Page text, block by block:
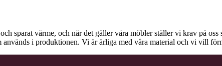
sparat värme, och när det gäller våra möbler ställer vi krav på
används i produktionen. Vi är ärliga med våra material och vi vill